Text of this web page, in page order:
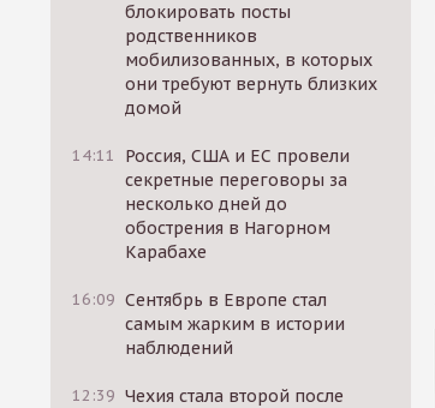
блокировать посты
родственников
мобилизованных, в которых
они требуют вернуть близких
домой
14:11
Россия, США и ЕС провели
секретные переговоры за
несколько дней до
обострения в Нагорном
Карабахе
16:09 Сентябрь в Европе стал
самым жарким в истории
наблюдений
12:39 Чехия стала второй после